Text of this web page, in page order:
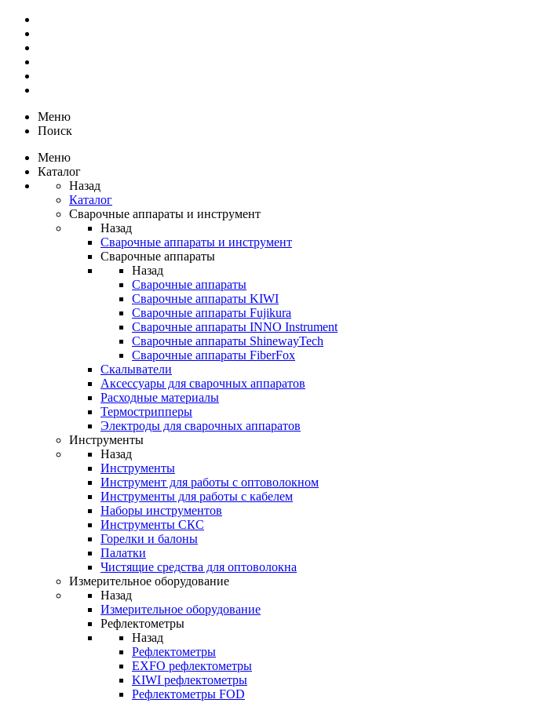
Меню
Поиск
Меню
Каталог
Назад
Каталог
Сварочные аппараты и инструмент
Назад
Сварочные аппараты и инструмент
Сварочные аппараты
Назад
Сварочные аппараты
Сварочные аппараты KIWI
Сварочные аппараты Fujikura
Сварочные аппараты INNO Instrument
Сварочные аппараты ShinewayTech
Cварочные аппараты FiberFox
Скалыватели
Аксессуары для сварочных аппаратов
Расходные материалы
Термострипперы
Электроды для сварочных аппаратов
Инструменты
Назад
Инструменты
Инструмент для работы с оптоволокном
Инструменты для работы с кабелем
Наборы инструментов
Инструменты СКС
Горелки и балоны
Палатки
Чистящие средства для оптоволокна
Измерительное оборудование
Назад
Измерительное оборудование
Рефлектометры
Назад
Рефлектометры
EXFO рефлектометры
KIWI рефлектометры
Рефлектометры FOD